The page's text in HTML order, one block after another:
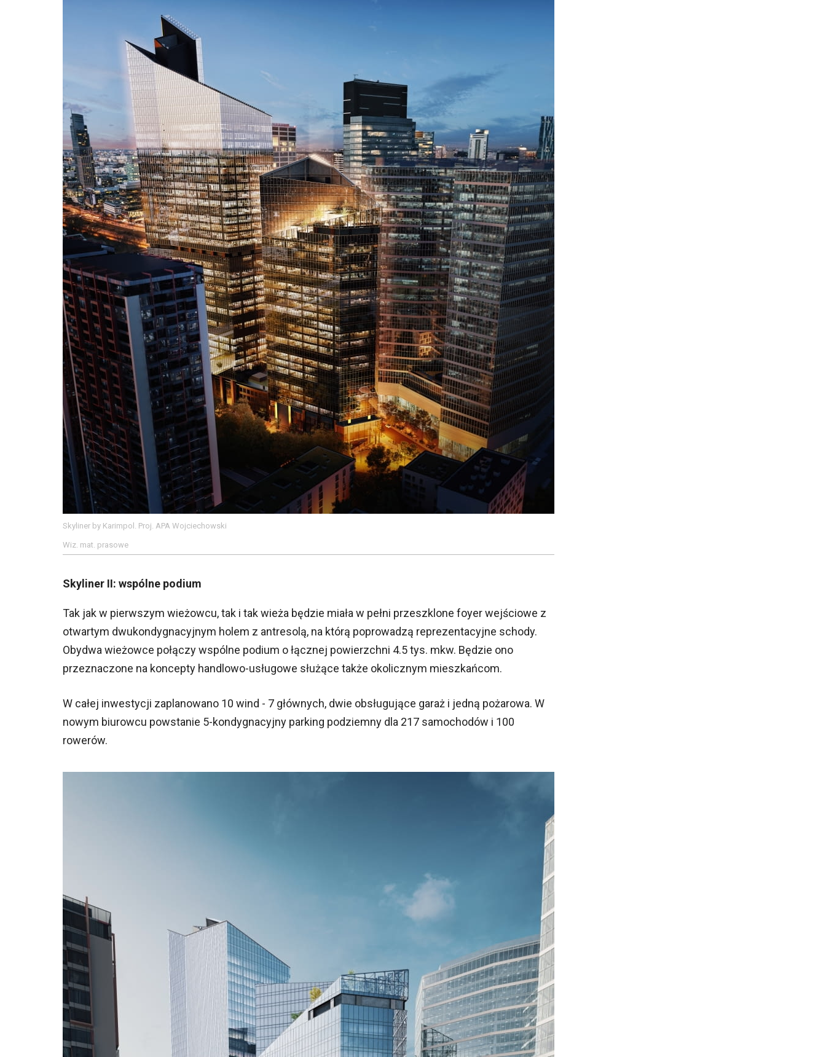
Skyliner by Karimpol. Proj. APA Wojciechowski
Wiz. mat. prasowe
Skyliner II: wspólne podium
Tak jak w pierwszym wieżowcu, tak i tak wieża będzie miała w pełni przeszklone foyer wejściowe z
otwartym dwukondygnacyjnym holem z antresolą, na którą poprowadzą reprezentacyjne schody.
Obydwa wieżowce połączy wspólne podium o łącznej powierzchni 4.5 tys. mkw. Będzie ono
przeznaczone na koncepty handlowo-usługowe służące także okolicznym mieszkańcom.
W całej inwestycji zaplanowano 10 wind - 7 głównych, dwie obsługujące garaż i jedną pożarowa. W
nowym biurowcu powstanie 5-kondygnacyjny parking podziemny dla 217 samochodów i 100
rowerów.